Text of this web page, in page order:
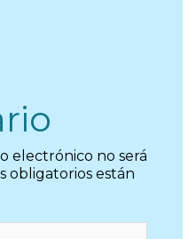
electrónico no será